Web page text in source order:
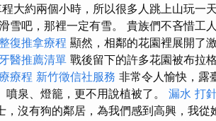
大約兩個小時，所以很多人跳上山玩一
雪吧，那裡一定有雪。 貴族們不吝惜工
復推拿療程 顯然，相鄰的花園裡展開了
醫推薦清單 戰後留下的許多花園被布拉
療程 新竹徵信社服務 非常令人愉快，露
泉、燈籠，更不用說植被了。 漏水 打
沒有狗的鄰居，為我們感到高興，我從